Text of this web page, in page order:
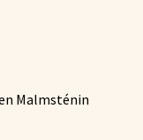
Malmsténin